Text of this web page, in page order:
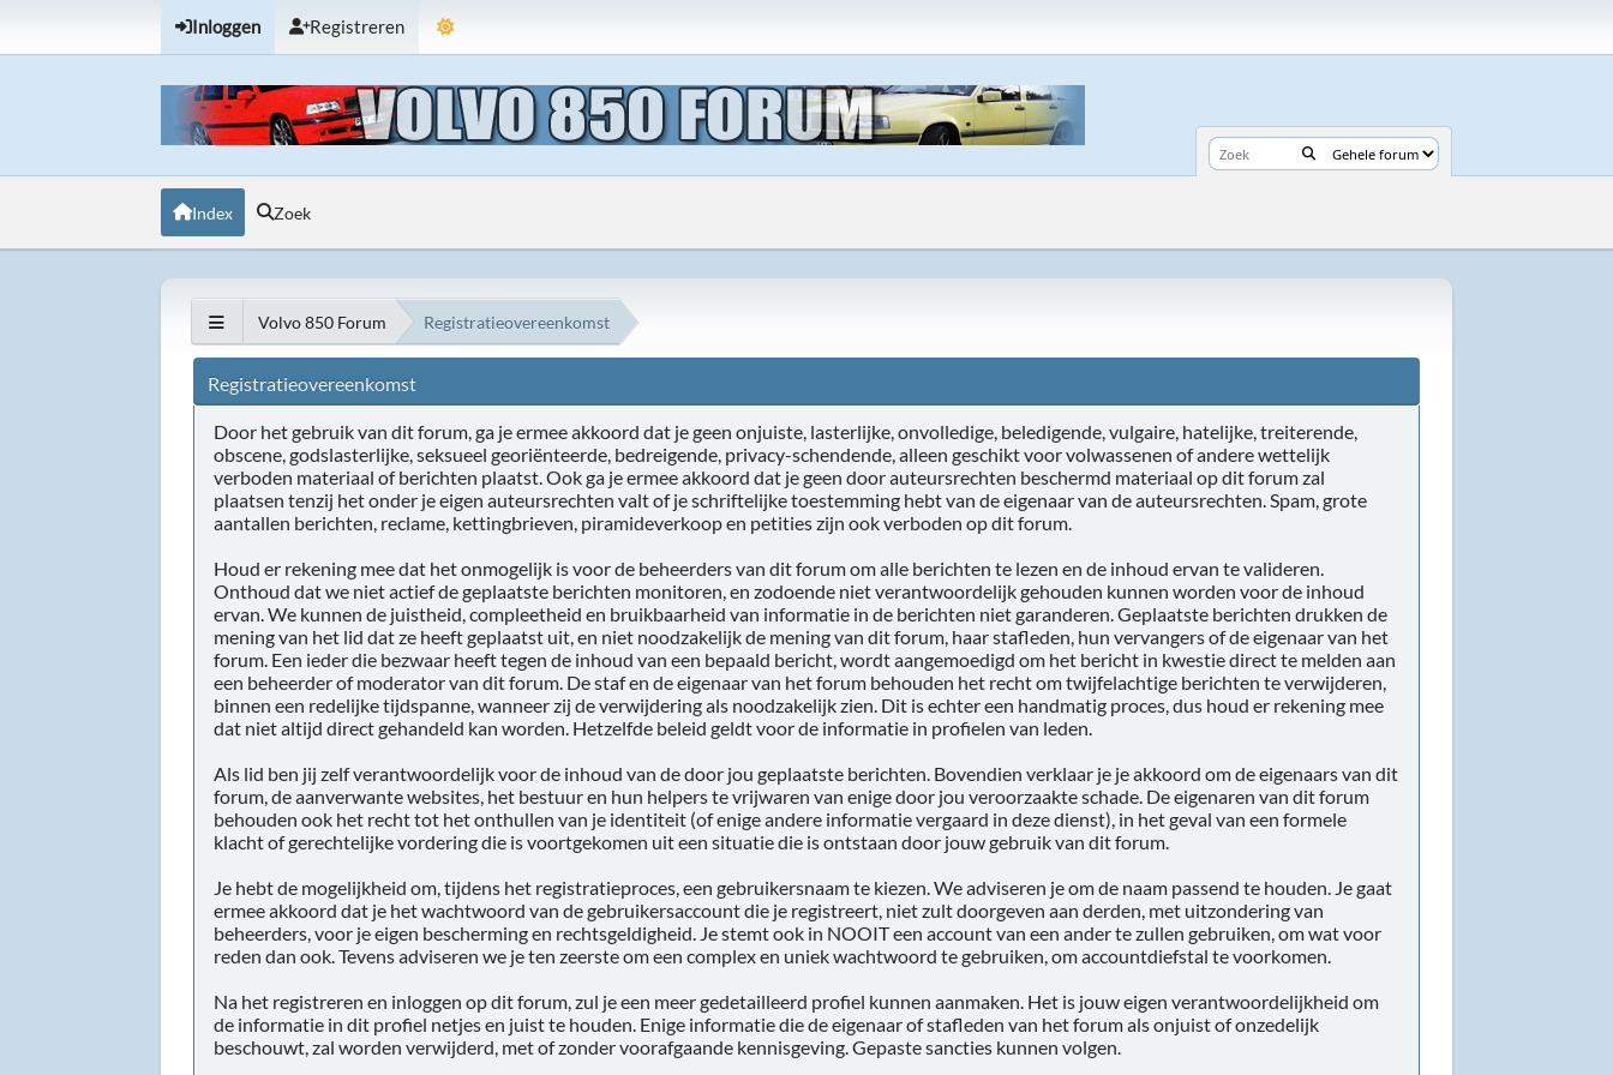
Inloggen Registreren
Index Zoek
Volvo 850 Forum Registratieovereenkomst
Registratieovereenkomst
Door het gebruik van dit forum, ga je ermee akkoord dat je geen onjuiste, lasterlijke, onvolledige, beledigende, vulgaire, hatelijke, treiterende,
obscene, godslasterlijke, seksueel georiënteerde, bedreigende, privacy-schendende, alleen geschikt voor volwassenen of andere wettelijk
verboden materiaal of berichten plaatst. Ook ga je ermee akkoord dat je geen door auteursrechten beschermd materiaal op dit forum zal
plaatsen tenzij het onder je eigen auteursrechten valt of je schriftelijke toestemming hebt van de eigenaar van de auteursrechten. Spam, grote
aantallen berichten, reclame, kettingbrieven, piramideverkoop en petities zijn ook verboden op dit forum.
Houd er rekening mee dat het onmogelijk is voor de beheerders van dit forum om alle berichten te lezen en de inhoud ervan te valideren.
Onthoud dat we niet actief de geplaatste berichten monitoren, en zodoende niet verantwoordelijk gehouden kunnen worden voor de inhoud
ervan. We kunnen de juistheid, compleetheid en bruikbaarheid van informatie in de berichten niet garanderen. Geplaatste berichten drukken de
mening van het lid dat ze heeft geplaatst uit, en niet noodzakelijk de mening van dit forum, haar stafleden, hun vervangers of de eigenaar van het
forum. Een ieder die bezwaar heeft tegen de inhoud van een bepaald bericht, wordt aangemoedigd om het bericht in kwestie direct te melden aan
een beheerder of moderator van dit forum. De staf en de eigenaar van het forum behouden het recht om twijfelachtige berichten te verwijderen,
binnen een redelijke tijdspanne, wanneer zij de verwijdering als noodzakelijk zien. Dit is echter een handmatig proces, dus houd er rekening mee
dat niet altijd direct gehandeld kan worden. Hetzelfde beleid geldt voor de informatie in profielen van leden.
Als lid ben jij zelf verantwoordelijk voor de inhoud van de door jou geplaatste berichten. Bovendien verklaar je je akkoord om de eigenaars van dit
forum, de aanverwante websites, het bestuur en hun helpers te vrijwaren van enige door jou veroorzaakte schade. De eigenaren van dit forum
behouden ook het recht tot het onthullen van je identiteit (of enige andere informatie vergaard in deze dienst), in het geval van een formele
klacht of gerechtelijke vordering die is voortgekomen uit een situatie die is ontstaan door jouw gebruik van dit forum.
Je hebt de mogelijkheid om, tijdens het registratieproces, een gebruikersnaam te kiezen. We adviseren je om de naam passend te houden. Je gaat
ermee akkoord dat je het wachtwoord van de gebruikersaccount die je registreert, niet zult doorgeven aan derden, met uitzondering van
beheerders, voor je eigen bescherming en rechtsgeldigheid. Je stemt ook in NOOIT een account van een ander te zullen gebruiken, om wat voor
reden dan ook. Tevens adviseren we je ten zeerste om een complex en uniek wachtwoord te gebruiken, om accountdiefstal te voorkomen.
Na het registreren en inloggen op dit forum, zul je een meer gedetailleerd profiel kunnen aanmaken. Het is jouw eigen verantwoordelijkheid om
de informatie in dit profiel netjes en juist te houden. Enige informatie die de eigenaar of stafleden van het forum als onjuist of onzedelijk
beschouwt, zal worden verwijderd, met of zonder voorafgaande kennisgeving. Gepaste sancties kunnen volgen.